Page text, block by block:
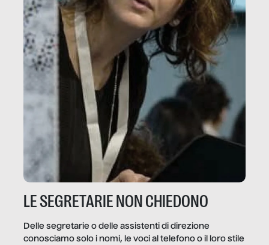
LE SEGRETARIE NON CHIEDONO
Delle segretarie o delle assistenti di direzione
conosciamo solo i nomi, le voci al telefono o il loro stile